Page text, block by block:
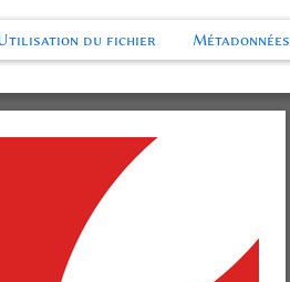
du fichier Métadonnées